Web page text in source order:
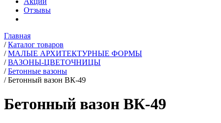
Отзывы
Главная
/ Каталог товаров
/ МАЛЫЕ АРХИТЕКТУРНЫЕ ФОРМЫ
/ ВАЗОНЫ-ЦВЕТОЧНИЦЫ
/ Бетонные вазоны
/ Бетонный вазон ВК-49
Бетонный вазон ВК-49